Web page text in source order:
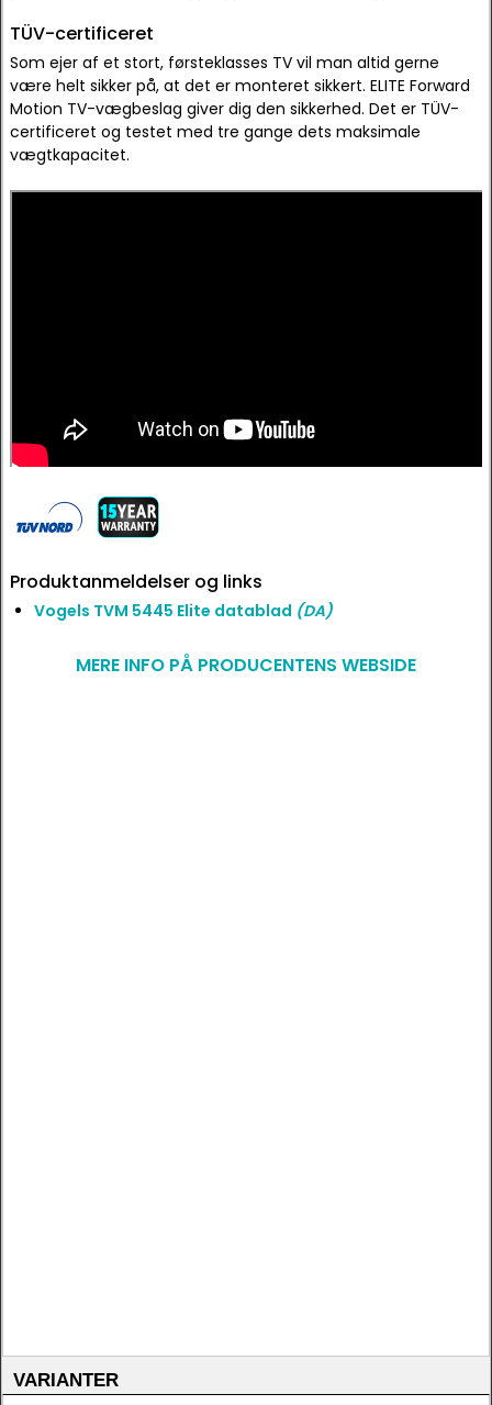
TÜV-certificeret
Som ejer af et stort, førsteklasses TV vil man altid gerne
være helt sikker på, at det er monteret sikkert. ELITE Forward
Motion TV-vægbeslag giver dig den sikkerhed. Det er TÜV-
certificeret og testet med tre gange dets maksimale
vægtkapacitet.
Produktanmeldelser og links
Vogels TVM 5445 Elite datablad (DA)
MERE INFO PÅ PRODUCENTENS WEBSIDE
VARIANTER